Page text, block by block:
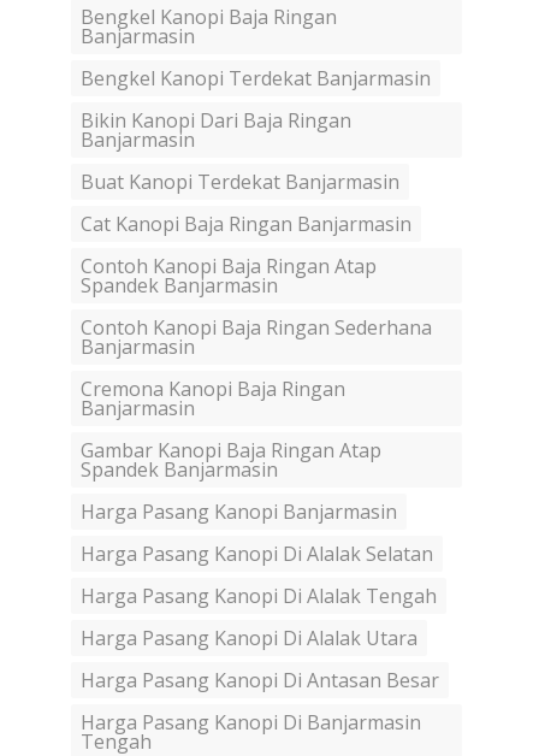
Bengkel Kanopi Baja Ringan
Banjarmasin
Bengkel Kanopi Terdekat Banjarmasin
Bikin Kanopi Dari Baja Ringan
Banjarmasin
Buat Kanopi Terdekat Banjarmasin
Cat Kanopi Baja Ringan Banjarmasin
Contoh Kanopi Baja Ringan Atap
Spandek Banjarmasin
Contoh Kanopi Baja Ringan Sederhana
Banjarmasin
Cremona Kanopi Baja Ringan
Banjarmasin
Gambar Kanopi Baja Ringan Atap
Spandek Banjarmasin
Harga Pasang Kanopi Banjarmasin
Harga Pasang Kanopi Di Alalak Selatan
Harga Pasang Kanopi Di Alalak Tengah
Harga Pasang Kanopi Di Alalak Utara
Harga Pasang Kanopi Di Antasan Besar
Harga Pasang Kanopi Di Banjarmasin
Tengah